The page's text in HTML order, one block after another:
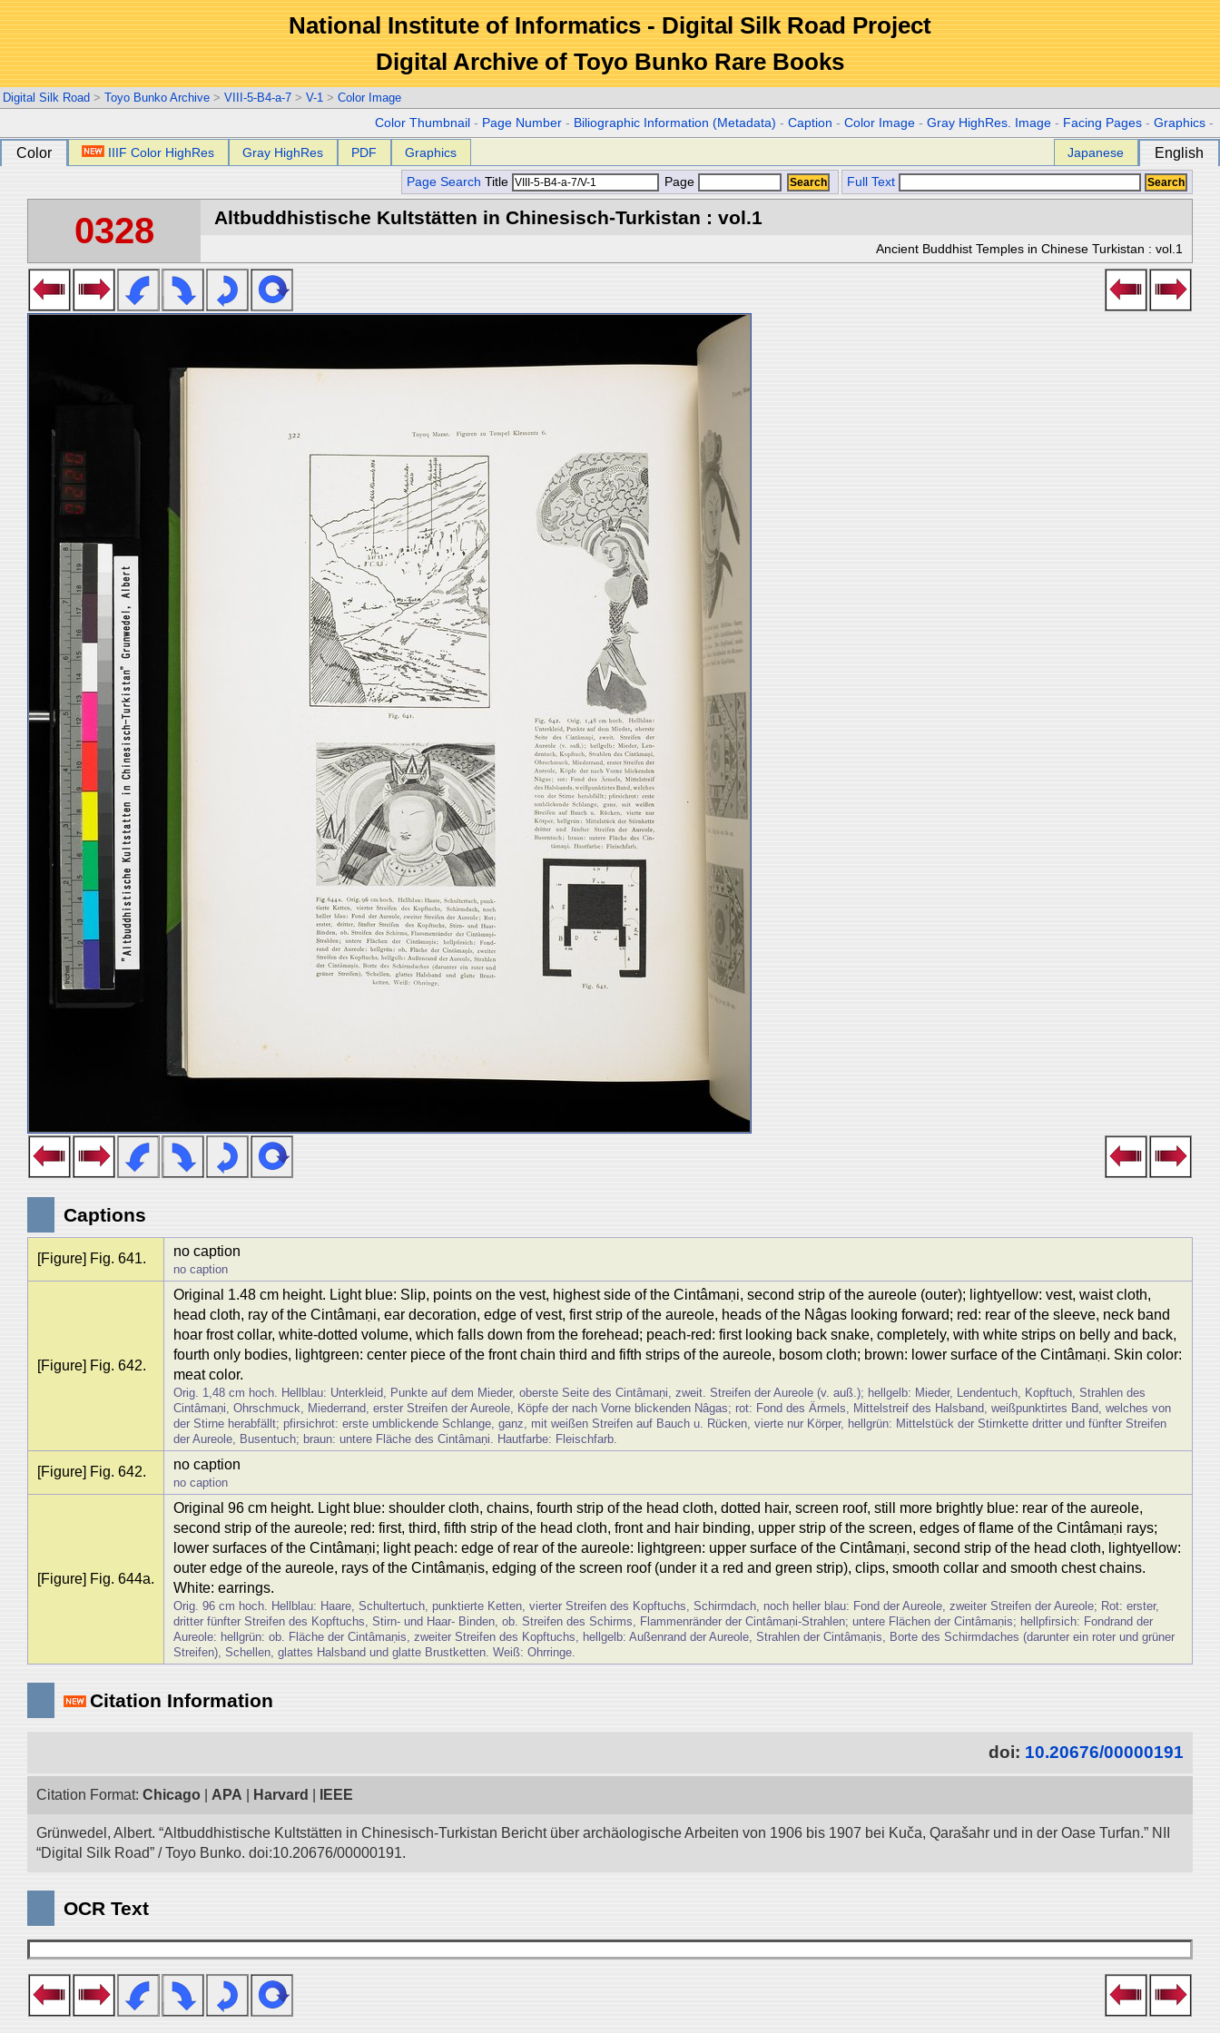
National Institute of Informatics - Digital Silk Road Project
Digital Archive of Toyo Bunko Rare Books
Digital Silk Road > Toyo Bunko Archive > VIII-5-B4-a-7 > V-1 > Color Image
Color Thumbnail - Page Number - Biliographic Information (Metadata) -Caption -Color Image -Gray HighRes. Image - Facing Pages -Graphics -
Color IIIF Color HighRes Gray HighRes PDF Graphics Japanese English
Page Search Title Page Full Text
0328 Altbuddhistische Kultstätten in Chinesisch-Turkistan : vol.1
Ancient Buddhist Temples in Chinese Turkistan : vol.1
Captions
[Figure] Fig. 641. no caption
no caption
[Figure] Fig. 642.
Original 1.48 cm height. Light blue: Slip, points on the vest, highest side of the Cintâmaṇi, second strip of the aureole (outer); lightyellow: vest, waist cloth,
head cloth, ray of the Cintâmaṇi, ear decoration, edge of vest, first strip of the aureole, heads of the Nâgas looking forward; red: rear of the sleeve, neck band
hoar frost collar, white-dotted volume, which falls down from the forehead; peach-red: first looking back snake, completely, with white strips on belly and back,
fourth only bodies, lightgreen: center piece of the front chain third and fifth strips of the aureole, bosom cloth; brown: lower surface of the Cintâmaṇi. Skin color:
meat color.
Orig. 1,48 cm hoch. Hellblau: Unterkleid, Punkte auf dem Mieder, oberste Seite des Cintâmaṇi, zweit. Streifen der Aureole (v. auß.); hellgelb: Mieder, Lendentuch, Kopftuch, Strahlen des
Cintâmaṇi, Ohrschmuck, Miederrand, erster Streifen der Aureole, Köpfe der nach Vorne blickenden Nâgas; rot: Fond des Ärmels, Mittelstreif des Halsband, weißpunktirtes Band, welches von
der Stirne herabfällt; pfirsichrot: erste umblickende Schlange, ganz, mit weißen Streifen auf Bauch u. Rücken, vierte nur Körper, hellgrün: Mittelstück der Stirnkette dritter und fünfter Streifen
der Aureole, Busentuch; braun: untere Fläche des Cintâmaṇi. Hautfarbe: Fleischfarb.
[Figure] Fig. 642. no caption
no caption
[Figure] Fig. 644a.
Original 96 cm height. Light blue: shoulder cloth, chains, fourth strip of the head cloth, dotted hair, screen roof, still more brightly blue: rear of the aureole,
second strip of the aureole; red: first, third, fifth strip of the head cloth, front and hair binding, upper strip of the screen, edges of flame of the Cintâmaṇi rays;
lower surfaces of the Cintâmaṇi; light peach: edge of rear of the aureole: lightgreen: upper surface of the Cintâmaṇi, second strip of the head cloth, lightyellow:
outer edge of the aureole, rays of the Cintâmaṇis, edging of the screen roof (under it a red and green strip), clips, smooth collar and smooth chest chains.
White: earrings.
Orig. 96 cm hoch. Hellblau: Haare, Schultertuch, punktierte Ketten, vierter Streifen des Kopftuchs, Schirmdach, noch heller blau: Fond der Aureole, zweiter Streifen der Aureole; Rot: erster,
dritter fünfter Streifen des Kopftuchs, Stirn- und Haar- Binden, ob. Streifen des Schirms, Flammenränder der Cintâmaṇi-Strahlen; untere Flächen der Cintâmaṇis; hellpfirsich: Fondrand der
Aureole: hellgrün: ob. Fläche der Cintâmaṇis, zweiter Streifen des Kopftuchs, hellgelb: Außenrand der Aureole, Strahlen der Cintâmaṇis, Borte des Schirmdaches (darunter ein roter und grüner
Streifen), Schellen, glattes Halsband und glatte Brustketten. Weiß: Ohrringe.
Citation Information
doi: 10.20676/00000191
Citation Format: Chicago APA Harvard IEEE
Grünwedel, Albert. “Altbuddhistische Kultstätten in Chinesisch-Turkistan Bericht über archäologische Arbeiten von 1906 bis 1907 bei Kuča, Qarašahr und in der Oase Turfan.” NII
“Digital Silk Road” / Toyo Bunko. doi:10.20676/00000191.
OCR Text